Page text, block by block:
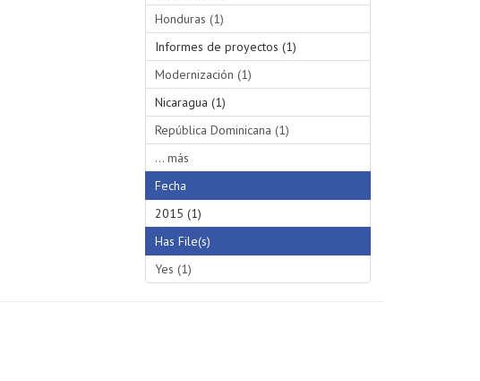
Honduras (1)
Informes de proyectos (1)
Modernización (1)
Nicaragua (1)
República Dominicana (1)
... más
Fecha
2015 (1)
Has File(s)
Yes (1)